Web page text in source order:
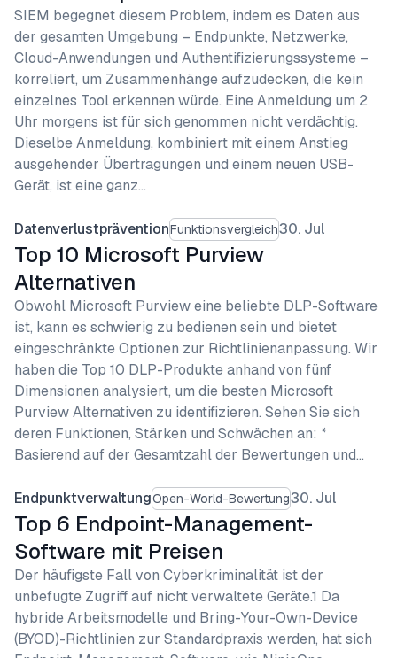
SIEM begegnet diesem Problem, indem es Daten aus
der gesamten Umgebung – Endpunkte, Netzwerke,
Cloud-Anwendungen und Authentifizierungssysteme –
korreliert, um Zusammenhänge aufzudecken, die kein
einzelnes Tool erkennen würde. Eine Anmeldung um 2
Uhr morgens ist für sich genommen nicht verdächtig.
Dieselbe Anmeldung, kombiniert mit einem Anstieg
ausgehender Übertragungen und einem neuen USB-
Gerät, ist eine ganz…
DatenverlustpräventionFunktionsvergleich30. Jul
Top 10 Microsoft Purview
Alternativen
Obwohl Microsoft Purview eine beliebte DLP-Software
ist, kann es schwierig zu bedienen sein und bietet
eingeschränkte Optionen zur Richtlinienanpassung. Wir
haben die Top 10 DLP-Produkte anhand von fünf
Dimensionen analysiert, um die besten Microsoft
Purview Alternativen zu identifizieren. Sehen Sie sich
deren Funktionen, Stärken und Schwächen an: *
Basierend auf der Gesamtzahl der Bewertungen und…
EndpunktverwaltungOpen-World-Bewertung30. Jul
Top 6 Endpoint-Management-
Software mit Preisen
Der häufigste Fall von Cyberkriminalität ist der
unbefugte Zugriff auf nicht verwaltete Geräte.1 Da
hybride Arbeitsmodelle und Bring-Your-Own-Device
(BYOD)-Richtlinien zur Standardpraxis werden, hat sich